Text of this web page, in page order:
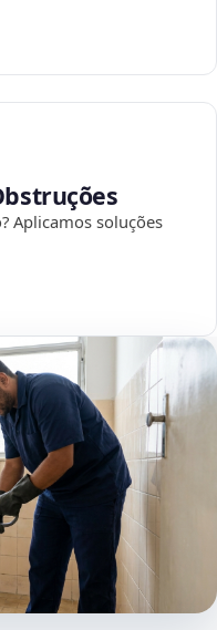
Aplicamos soluções